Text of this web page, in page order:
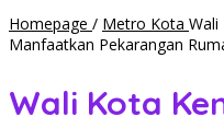
Homepage / Metro Kota Wali
Manfaatkan Pekarangan
Wali Kota